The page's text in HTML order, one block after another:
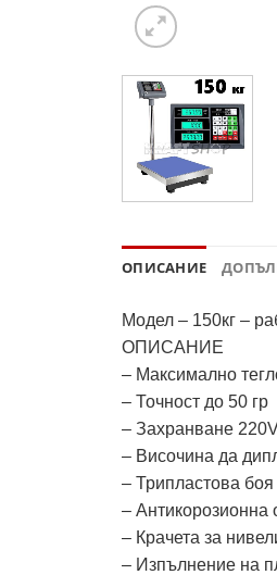
ОПИСАНИЕ
Модел – 150кг –
ОПИСАНИЕ
– Максимално
– Точност до 50 гр
– Захранване
– Височина да
– Трипластова
– Антикорозионна
– Крачета за
– Изпълнение на